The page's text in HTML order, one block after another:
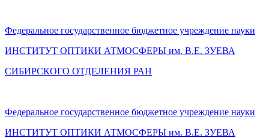
Федеральное государственное бюджетное учреждение науки
ИНСТИТУТ ОПТИКИ АТМОСФЕРЫ им. В.Е. ЗУЕВА
СИБИРСКОГО ОТДЕЛЕНИЯ РАН
Федеральное государственное бюджетное учреждение науки
ИНСТИТУТ ОПТИКИ АТМОСФЕРЫ им. В.Е. ЗУЕВА